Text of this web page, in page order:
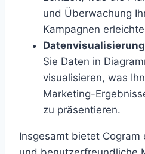
und Überwachung
Kampagnen
Datenvisualisierung
Sie Daten in
visualisieren, was
Marketing-
zu präsentieren.
Insgesamt bietet Cogram